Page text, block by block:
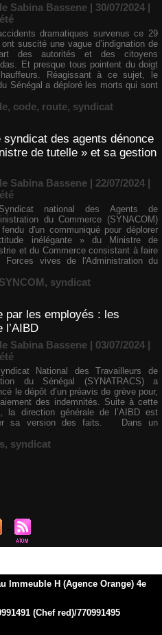
Sabina Bassene | 30/07/2024 |
dramatiques survenus ce 29
suscité une vague d’indignation de
des autorités et des citoyens
Et presque tous pointent du doigt
Réagissant à ce sujet, le
Sénégal a déploré les morts qui sont
, code, route, syndicat
des agents dénonce
de tutelle » et sa gestion
Sabina Bassene | 22/07/2024 |
national des Agents de
du Commerce (SYNACOM)
fendu d'un communiqué pour déplorer
inélégante » du Ministre de
et du Commerce consistant à faire
vives de l'Administration du
SYNCOM, syndicat
par les employés : les
l’AIBD
Sabina Bassene | 03/07/2024 |
National des Travailleurs de
du Sénégal (SYNATRACS) a
le dépôt d’un préavis de grève pour,
des indemnités. Suite à cette
la direction générale de l’AIBD est
sa version des faits. Dans un
, syndicat
Immeuble H (Agence Orange) 4e
(Chef red)/770991495